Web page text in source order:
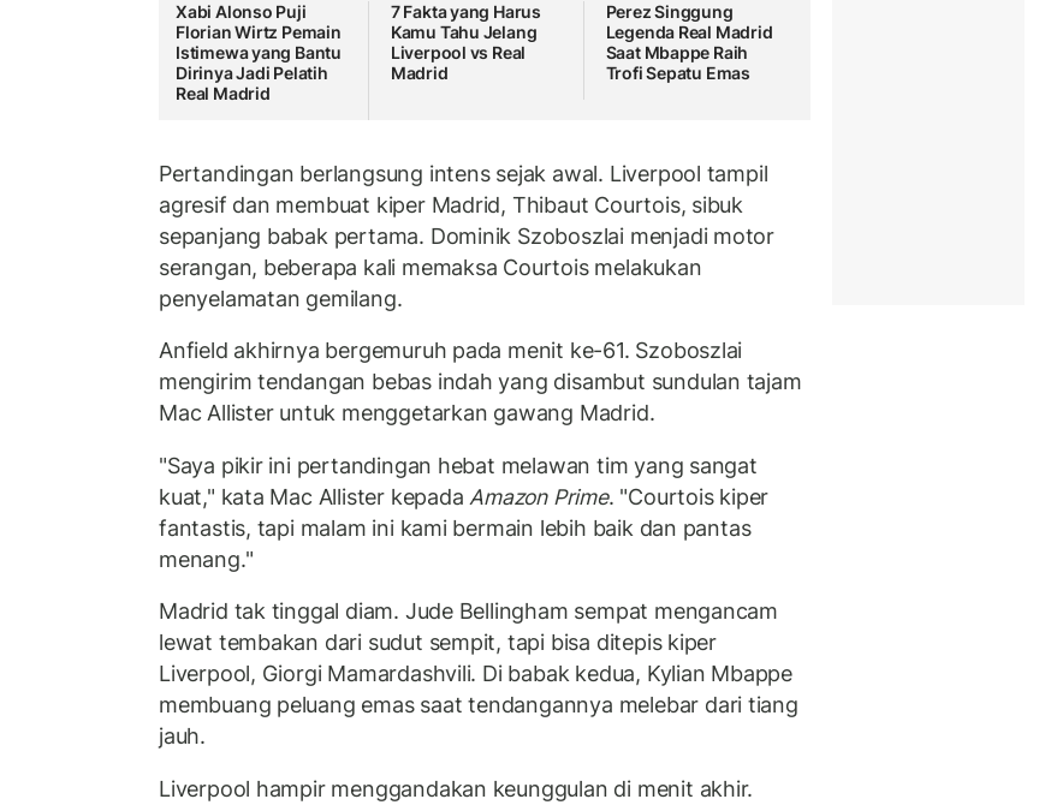
Xabi Alonso Puji
Florian Wirtz Pemain
Istimewa yang Bantu
Dirinya Jadi Pelatih
Real Madrid
7 Fakta yang Harus
Kamu Tahu Jelang
Liverpool vs Real
Madrid
Perez Singgung
Legenda Real Madrid
Saat Mbappe Raih
Trofi Sepatu Emas
Pertandingan berlangsung intens sejak awal. Liverpool tampil
agresif dan membuat kiper Madrid, Thibaut Courtois, sibuk
sepanjang babak pertama. Dominik Szoboszlai menjadi motor
serangan, beberapa kali memaksa Courtois melakukan
penyelamatan gemilang.
Anfield akhirnya bergemuruh pada menit ke-61. Szoboszlai
mengirim tendangan bebas indah yang disambut sundulan tajam
Mac Allister untuk menggetarkan gawang Madrid.
"Saya pikir ini pertandingan hebat melawan tim yang sangat
kuat," kata Mac Allister kepada Amazon Prime. "Courtois kiper
fantastis, tapi malam ini kami bermain lebih baik dan pantas
menang."
Madrid tak tinggal diam. Jude Bellingham sempat mengancam
lewat tembakan dari sudut sempit, tapi bisa ditepis kiper
Liverpool, Giorgi Mamardashvili. Di babak kedua, Kylian Mbappe
membuang peluang emas saat tendangannya melebar dari tiang
jauh.
Liverpool hampir menggandakan keunggulan di menit akhir.